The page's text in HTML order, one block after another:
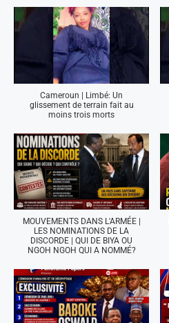
Cameroun | Limbé: Un
glissement de terrain fait au
moins trois morts
MOUVEMENTS DANS L'ARMÉE |
LES NOMINATIONS DE LA
DISCORDE | QUI DE BIYA OU
NGOH NGOH QUI A NOMMÉ?